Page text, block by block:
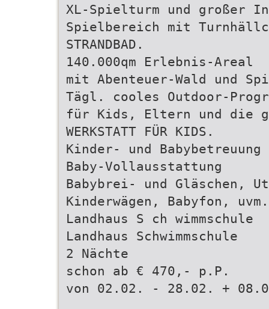
XL-Spielturm und großer
Spielbereich mit
STRANDBAD.
140.000qm Erlebnis-Areal
mit Abenteuer-Wald und
Tägl. cooles Outdoor-
für Kids, Eltern und die
WERKSTATT FÜR KIDS.
Kinder- und Babybetreuung
Baby-Vollausstattung
Babybrei- und Gläschen,
Kinderwägen, Babyfon, uvm.
Landhaus S ch wimmschule
Landhaus Schwimmschule
2 Nächte
schon ab € 470,- p.P.
von 02.02. - 28.02. +